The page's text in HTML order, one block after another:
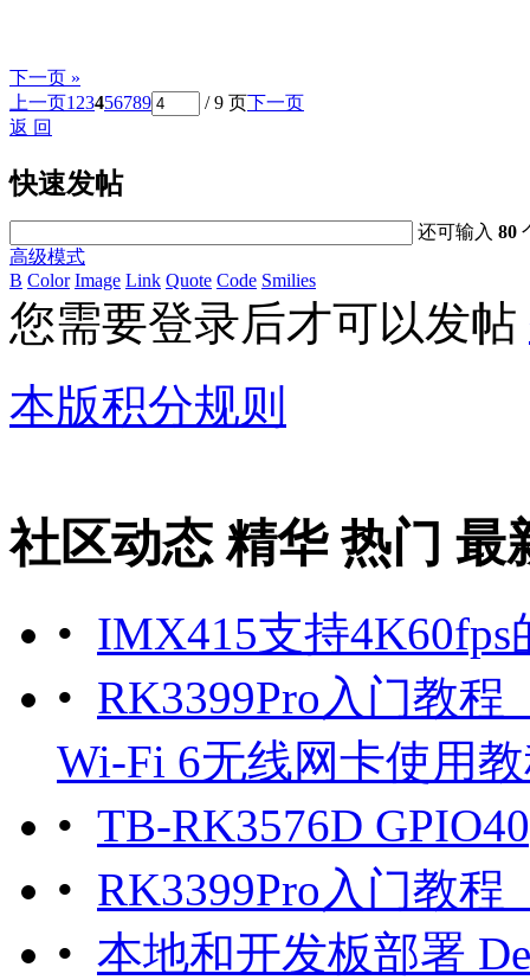
下一页 »
上一页1 23456789 / 9 页下一页
返 回
快速发帖
还可输入80
高级模式
B Color Image Link Quote Code Smilies
您需要登录后才可以发帖
本版积分规则
社区动态精华 热门 最
• IMX415支持4K60fps
• RK3399Pro入门教程
Wi-Fi 6无线网卡使用
• TB-RK3576D
• RK3399Pro入门教
• 本地和开发板部署